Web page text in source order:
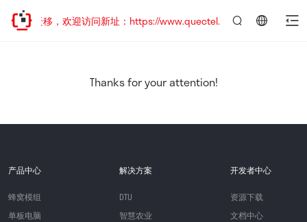
址已迁移，欢迎访问新址：https://www.quectel.com.cn
Thanks for your attention!
产品中心
蜂窝模组
单板电脑
解决方案
DTU
智慧农业
开发者中心
资源下载
文档中心